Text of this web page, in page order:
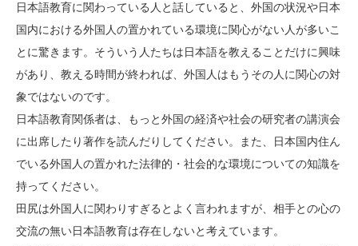
日本語教育に関わっている人と話していると、外国の状況や日本
国内における外国人の置かれている環境に関心がない人が多いこ
とに驚きます。そういう人たちは日本語を教えることだけに興味
があり、教える時間が終われば、外国人はもうその人に関心の対
象ではないのです。
日本語教育関係者は、もっと外国の経済や社会の研究者の講演会
に出席したり著作を読んだりしてください。また、日本国内住ん
でいる外国人の置かれた法律的・社会的な環境についての知識を
持ってください。
田尻は外国人に関わりすぎるとよく言われますが、相手との心の
交流の無い日本語教育は存在しないと考えています。